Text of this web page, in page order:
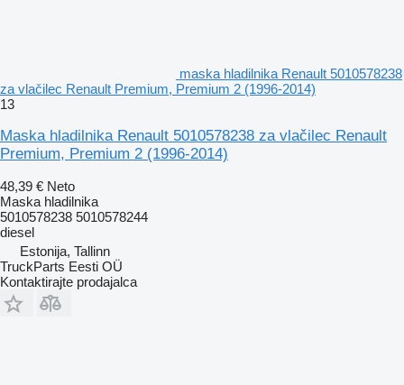
maska hladilnika Renault 5010578238
za vlačilec Renault Premium, Premium 2 (1996-2014)
13
Maska hladilnika Renault 5010578238 za vlačilec Renault
Premium, Premium 2 (1996-2014)
48,39 € Neto
Maska hladilnika
5010578238 5010578244
diesel
Estonija, Tallinn
TruckParts Eesti OÜ
Kontaktirajte prodajalca